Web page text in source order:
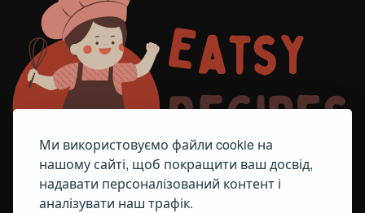
Ми використовуємо файли cookie на
нашому сайті, щоб покращити ваш досвід,
надавати персоналізований контент і
аналізувати наш трафік.